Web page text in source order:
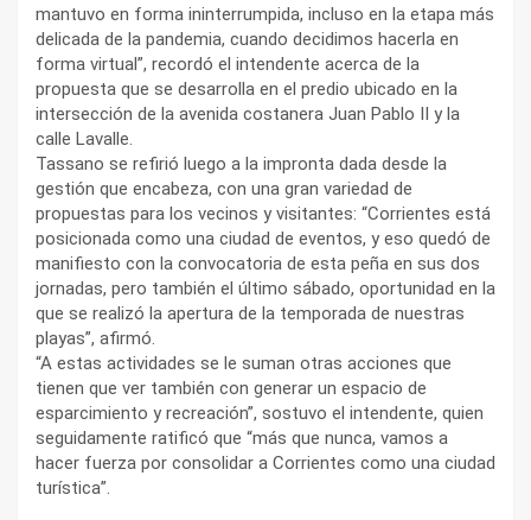
mantuvo en forma ininterrumpida, incluso en la etapa más
delicada de la pandemia, cuando decidimos hacerla en
forma virtual”, recordó el intendente acerca de la
propuesta que se desarrolla en el predio ubicado en la
intersección de la avenida costanera Juan Pablo II y la
calle Lavalle.
Tassano se refirió luego a la impronta dada desde la
gestión que encabeza, con una gran variedad de
propuestas para los vecinos y visitantes: “Corrientes está
posicionada como una ciudad de eventos, y eso quedó de
manifiesto con la convocatoria de esta peña en sus dos
jornadas, pero también el último sábado, oportunidad en la
que se realizó la apertura de la temporada de nuestras
playas”, afirmó.
“A estas actividades se le suman otras acciones que
tienen que ver también con generar un espacio de
esparcimiento y recreación”, sostuvo el intendente, quien
seguidamente ratificó que “más que nunca, vamos a
hacer fuerza por consolidar a Corrientes como una ciudad
turística”.